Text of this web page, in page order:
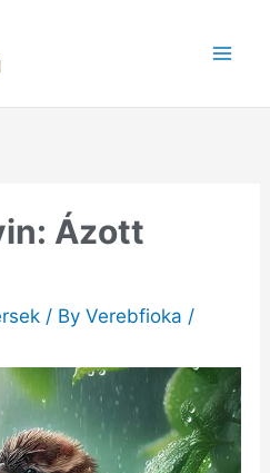
Ázott
/ ByVerebfioka /